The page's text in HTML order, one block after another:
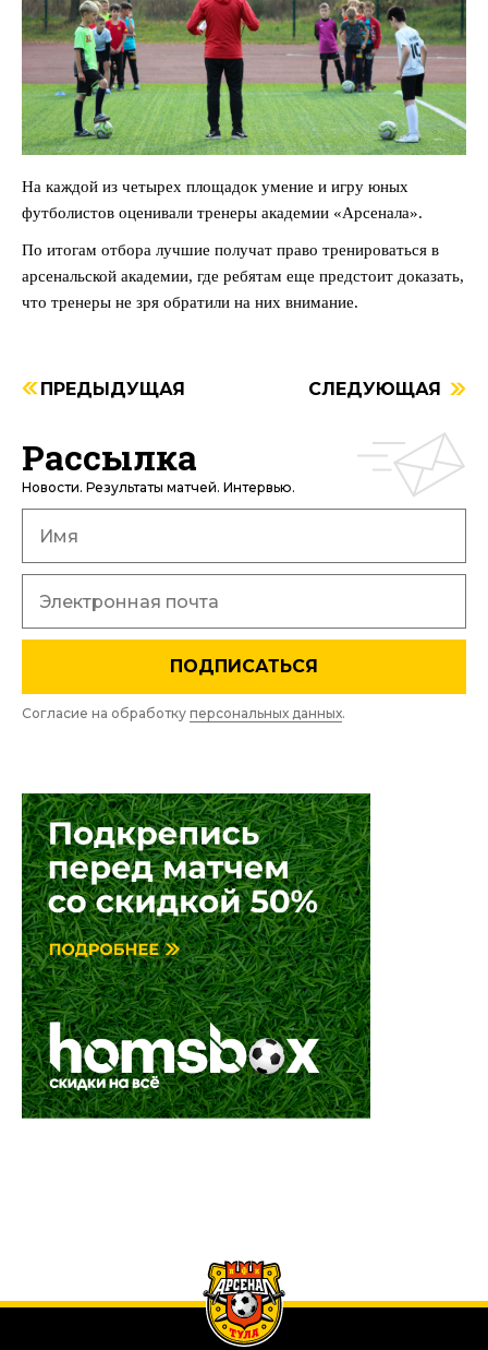
На каждой из четырех площадок умение и игру юных
футболистов оценивали тренеры академии «Арсенала».
По итогам отбора лучшие получат право тренироваться в
арсенальской академии, где ребятам еще предстоит доказать,
что тренеры не зря обратили на них внимание.
ПРЕДЫДУЩАЯ СЛЕДУЮЩАЯ
Рассылка
Новости. Результаты матчей. Интервью.
ПОДПИСАТЬСЯ
Согласие на обработку персональных данных.